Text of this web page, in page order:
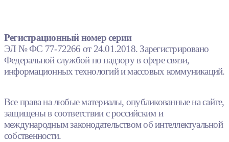
Регистрационный номер серии
ЭЛ № ФС 77-72266 от 24.01.2018. Зарегистрировано
Федеральной службой по надзору в сфере связи,
информационных технологий и массовых коммуникаций.
Все права на любые материалы, опубликованные на сайте,
защищены в соответствии с российским и
международным законодательством об интеллектуальной
собственности.